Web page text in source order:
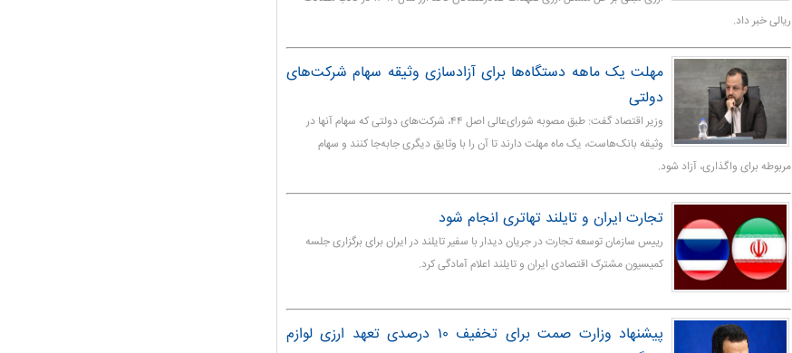
ریالی خبر داد.
مهلت یک ماهه دستگاه‌ها برای آزادسازی وثیقه سهام شرکت‌های
دولتی
وزیر اقتصاد گفت: طبق مصوبه شورای‌عالی اصل ۴۴، شرکت‌های دولتی که سهام آنها در
وثیقه بانک‌هاست، یک ماه مهلت دارند تا آن را با وثایق دیگری جابه‌جا کنند و سهام
مربوطه برای واگذاری، آزاد شود.
تجارت ایران و تایلند تهاتری انجام شود
رییس سازمان توسعه تجارت در جریان دیدار با سفیر تایلند در ایران برای برگزاری جلسه
کمیسیون مشترک اقتصادی ایران و تایلند اعلام آمادگی کرد.
پیشنهاد وزارت صمت برای تخفیف ۱۰ درصدی تعهد ارزی لوازم